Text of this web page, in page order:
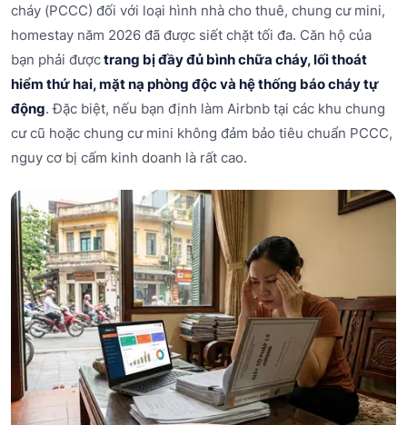
cháy (PCCC) đối với loại hình nhà cho thuê, chung cư mini,
homestay năm 2026 đã được siết chặt tối đa. Căn hộ của
bạn phải đượctrang bị đầy đủ bình chữa cháy, lối thoát
hiểm thứ hai, mặt nạ phòng độc và hệ thống báo cháy tự
động. Đặc biệt, nếu bạn định làm Airbnb tại các khu chung
cư cũ hoặc chung cư mini không đảm bảo tiêu chuẩn PCCC,
nguy cơ bị cấm kinh doanh là rất cao.